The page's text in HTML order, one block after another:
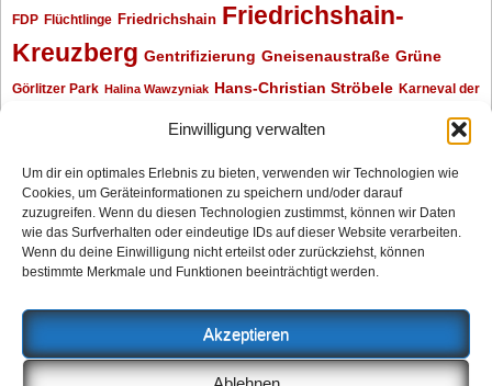
Einwilligung verwalten
Um dir ein optimales Erlebnis zu bieten, verwenden wir Technologien wie
Cookies, um Geräteinformationen zu speichern und/oder darauf
zuzugreifen. Wenn du diesen Technologien zustimmst, können wir Daten
wie das Surfverhalten oder eindeutige IDs auf dieser Website verarbeiten.
Wenn du deine Einwilligung nicht erteilst oder zurückziehst, können
bestimmte Merkmale und Funktionen beeinträchtigt werden.
Akzeptieren
FDP Flüchtlinge Friedrichshain Friedrichshain-
Kreuzberg Gentrifizierung Gneisenaustraße Grüne
Görlitzer Park Halina Wawzyniak Hans-Christian Ströbele Karneval der
Klaus Wowereit
Neukölln Oliver Nöll Oranienplatz Piraten Piratenpartei Polizeimeldungen
Redaktionsgespräch Senat SPD
Archiv
Archiv
Impressum